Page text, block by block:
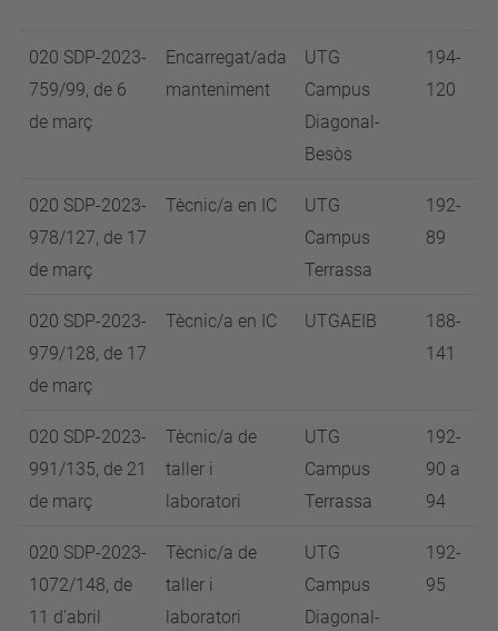
020 SDP-2023-
759/99, de 6
de març
Encarregat/ada
manteniment
UTG
Campus
Diagonal-
Besòs
194-
120
020 SDP-2023-
978/127, de 17
de març
Tècnic/a en IC
UTG
Campus
Terrassa
192-
89
020 SDP-2023-
979/128, de 17
de març
Tècnic/a en IC UTGAEIB
188-
141
020 SDP-2023-
991/135, de 21
de març
Tècnic/a de
taller i
laboratori
UTG
Campus
Terrassa
192-
90 a
94
020 SDP-2023-
1072/148, de
11 d'abril
Tècnic/a de
taller i
laboratori
UTG
Campus
Diagonal-
192-
95